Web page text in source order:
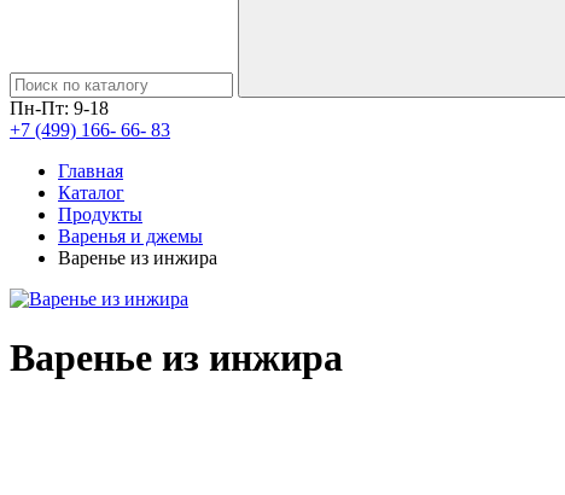
Пн-Пт: 9-18
+7 (499) 166- 66- 83
Главная
Каталог
Продукты
Варенья и джемы
Варенье из инжира
Варенье из инжира